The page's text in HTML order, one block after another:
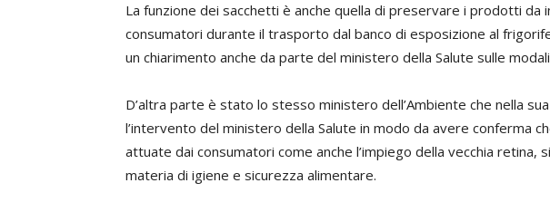
La funzione dei sacchetti è anche quella di preservare i prodotti da
consumatori durante il trasporto dal banco di esposizione al
un chiarimento anche da parte del ministero della Salute sulle
D’altra parte è stato lo stesso ministero dell’Ambiente che nella
l’intervento del ministero della Salute in modo da avere conferma
attuate dai consumatori come anche l’impiego della vecchia retina,
materia di igiene e sicurezza alimentare.